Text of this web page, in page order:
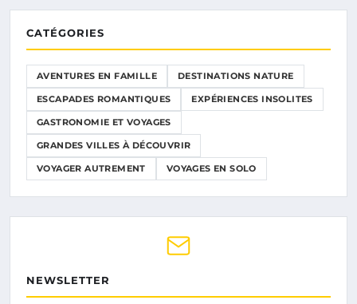
CATÉGORIES
AVENTURES EN FAMILLE DESTINATIONS NATURE
ESCAPADES ROMANTIQUES EXPÉRIENCES INSOLITES
GASTRONOMIE ET VOYAGES
GRANDES VILLES À DÉCOUVRIR
VOYAGER AUTREMENT VOYAGES EN SOLO
NEWSLETTER